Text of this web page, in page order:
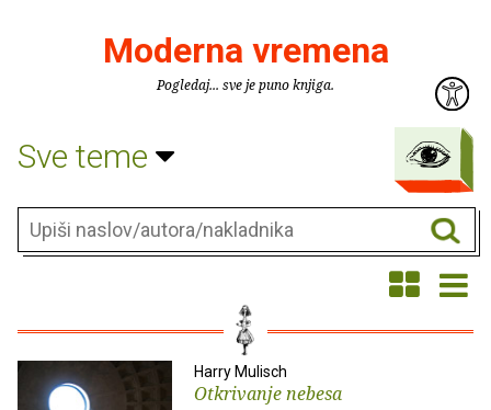
Moderna vremena
Pogledaj... sve je puno knjiga.
Sve teme
Harry Mulisch
Otkrivanje nebesa